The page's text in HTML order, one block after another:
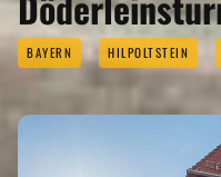
BAYERN HILPOLTSTEIN